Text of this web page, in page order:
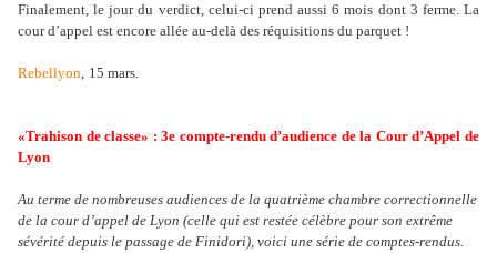
Finalement, le jour du ver­dict, celui-ci prend aussi 6 mois dont 3 ferme. La
cour d’appel est encore allée au-delà des réqui­si­tions du par­quet !
Rebellyon, 15 mars.
«Trahison de classe» : 3e compte-rendu d’audience de la Cour d’Appel de
Lyon
Au terme de nombreuses audiences de la quatrième chambre correctionnelle
de la cour d’appel de Lyon (celle qui est restée célèbre pour son extrême
sévérité depuis le passage de Finidori), voici une série de comptes-rendus.